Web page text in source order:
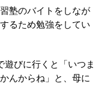
塾のバイトをしなが
るため勉強をしてい
遊びに行くと「いつま
んからね」と、母に